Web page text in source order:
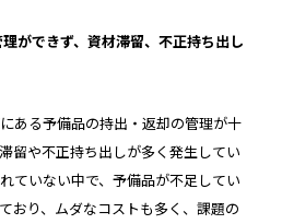
ができず、資材滞留、不正持ち出し
ある予備品の持出・返却の管理が十
留や不正持ち出しが多く発生してい
ていない中で、予備品が不足してい
おり、ムダなコストも多く、課題の